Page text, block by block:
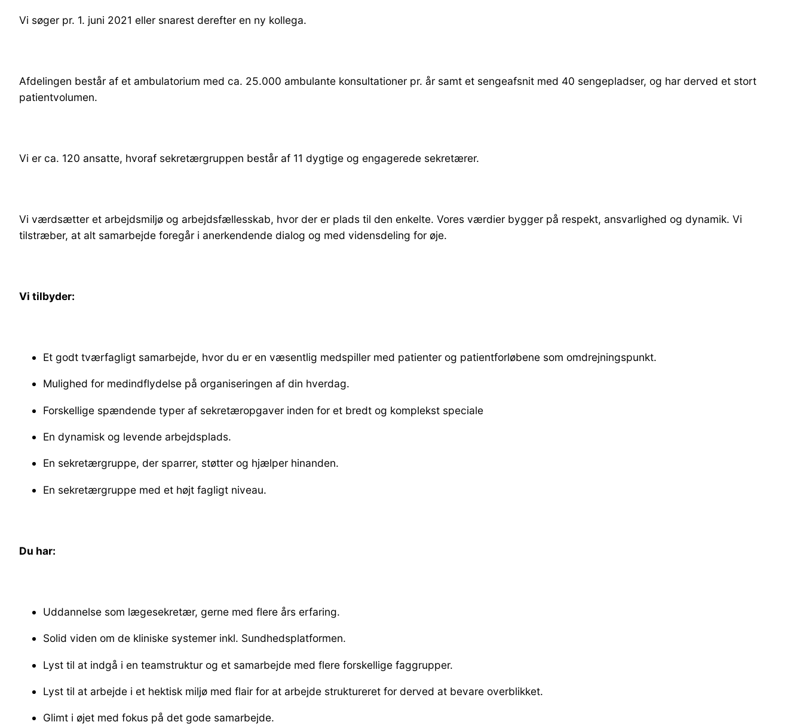
Vi søger pr. 1. juni 2021 eller snarest derefter en ny kollega.
Afdelingen består af et ambulatorium med ca. 25.000 ambulante konsultationer pr. år samt et sengeafsnit med 40 sengepladser, og har derved et stort
patientvolumen.
Vi er ca. 120 ansatte, hvoraf sekretærgruppen består af 11 dygtige og engagerede sekretærer.
Vi værdsætter et arbejdsmiljø og arbejdsfællesskab, hvor der er plads til den enkelte. Vores værdier bygger på respekt, ansvarlighed og dynamik. Vi
tilstræber, at alt samarbejde foregår i anerkendende dialog og med vidensdeling for øje.
Vi tilbyder:
Et godt tværfagligt samarbejde, hvor du er en væsentlig medspiller med patienter og patientforløbene som omdrejningspunkt.
Mulighed for medindflydelse på organiseringen af din hverdag.
Forskellige spændende typer af sekretæropgaver inden for et bredt og komplekst speciale
En dynamisk og levende arbejdsplads.
En sekretærgruppe, der sparrer, støtter og hjælper hinanden.
En sekretærgruppe med et højt fagligt niveau.
Du har:
Uddannelse som lægesekretær, gerne med flere års erfaring.
Solid viden om de kliniske systemer inkl. Sundhedsplatformen.
Lyst til at indgå i en teamstruktur og et samarbejde med flere forskellige faggrupper.
Lyst til at arbejde i et hektisk miljø med flair for at arbejde struktureret for derved at bevare overblikket.
Glimt i øjet med fokus på det gode samarbejde.